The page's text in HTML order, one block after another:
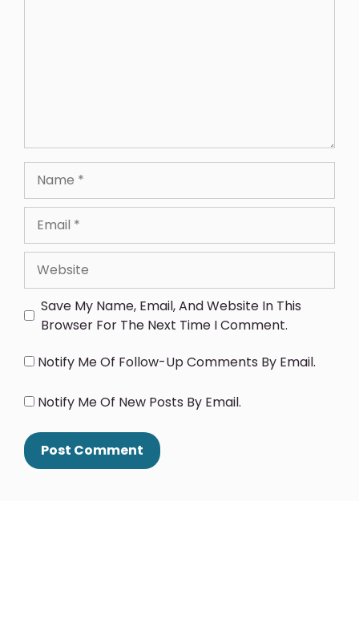
Save My Name, Email, And Website In This
Browser For The Next Time I Comment.
Notify Me Of Follow-Up Comments By Email.
Notify Me Of New Posts By Email.